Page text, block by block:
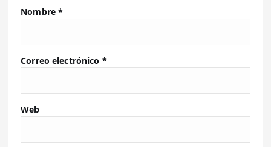
Nombre*
Correo electrónico *
Web